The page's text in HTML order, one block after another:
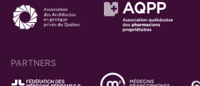
PARTNERS